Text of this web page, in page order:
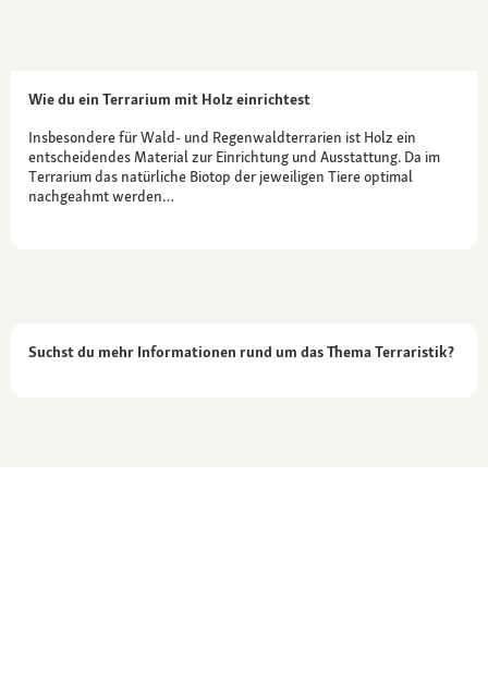
Wie du ein Terrarium mit Holz einrichtest
Insbesondere für Wald- und Regenwaldterrarien ist Holz ein
entscheidendes Material zur Einrichtung und Ausstattung. Da im
Terrarium das natürliche Biotop der jeweiligen Tiere optimal
nachgeahmt werden…
Suchst du mehr Informationen rund um das Thema Terraristik?